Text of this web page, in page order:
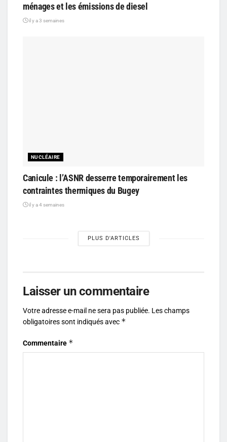
ménages et les émissions de diesel
il y a 3 semaines
NUCLÉAIRE
Canicule : l’ASNR desserre temporairement les
contraintes thermiques du Bugey
il y a 4 semaines
PLUS D'ARTICLES
Laisser un commentaire
Votre adresse e-mail ne sera pas publiée. Les champs
obligatoires sont indiqués avec *
Commentaire *